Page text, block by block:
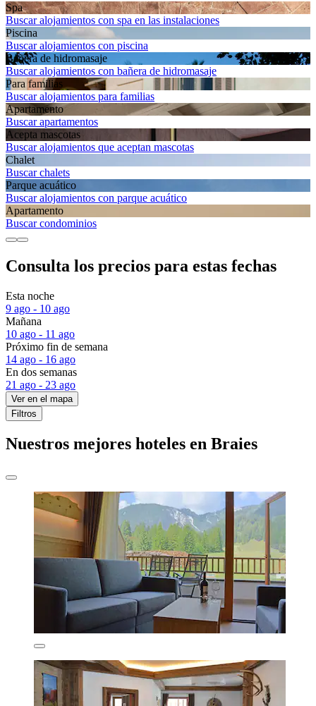
Spa
Buscar alojamientos con spa en las instalaciones
Piscina
Buscar alojamientos con piscina
Bañera de hidromasaje
Buscar alojamientos con bañera de hidromasaje
Para familias
Buscar alojamientos para familias
Apartamento
Buscar apartamentos
Acepta mascotas
Buscar alojamientos que aceptan mascotas
Chalet
Buscar chalets
Parque acuático
Buscar alojamientos con parque acuático
Apartamento
Buscar condominios
Consulta los precios para estas fechas
Esta noche
9 ago - 10 ago
Mañana
10 ago - 11 ago
Próximo fin de semana
14 ago - 16 ago
En dos semanas
21 ago - 23 ago
Ver en el mapa
Filtros
Nuestros mejores hoteles en Braies